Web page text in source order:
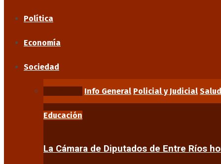
Política
Economía
Sociedad
Info General Policial y Judicial Salud
Educación
La Cámara de Diputados de Entre Ríos